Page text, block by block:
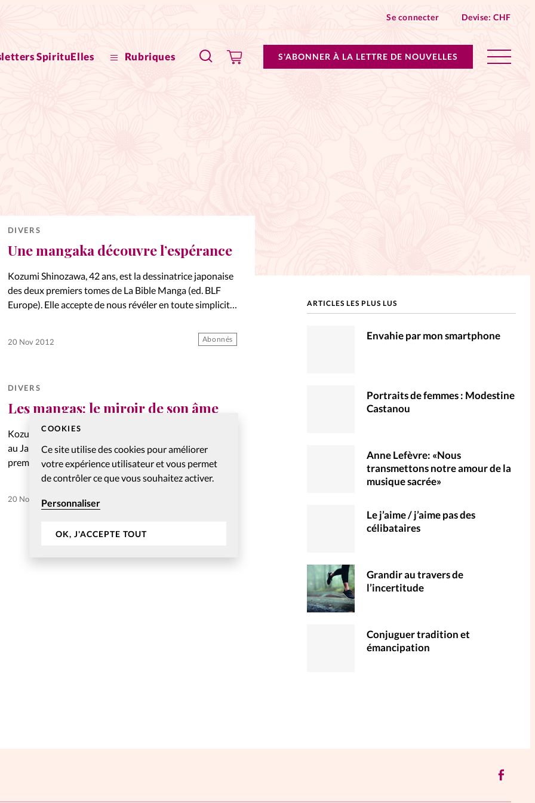
COOKIES
Ce site utilise des cookies pour améliorer
votre expérience utilisateur et vous permet
de contrôler ce que vous souhaitez activer.
Personnaliser
OK, J'ACCEPTE TOUT
SpirituElles Rubriques
Se connecter Devise:CHF
S'ABONNER À LA LETTRE DE NOUVELLES
Vive la famille
La Pause SpirituElles - toutes les éditions
À propos
La rédaction
Mon compte
Changement d'adresse
DIVERS
Une mangaka découvre l’espérance
Kozumi Shinozawa, 42 ans, est la dessinatrice japonaise
des deux premiers tomes de La Bible Manga (ed. BLF
Europe). Elle accepte de nous révéler en toute simplicité
20 Nov 2012 Abonnés
DIVERS
Les mangas: le miroir de son âme
Kozumi «Kelly» Shinozawa est née le 30 octobre 1970
au Japon. C’est à l’âge de 19 ans qu’elle reçoit son
premier prix pour un manga. La vie lui sourit. Pourtant,
elle est de plus en…
20 Nov 2012
ARTICLES LES PLUS LUS
Envahie par mon smartphone
Portraits de femmes : Modestine
Castanou
Anne Lefèvre: «Nous
transmettons notre amour de la
musique sacrée»
Le j’aime / j’aime pas des
célibataires
Grandir au travers de
l’incertitude
Conjuguer tradition et
émancipation